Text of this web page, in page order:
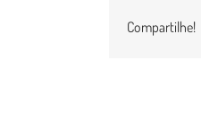
Compartilhe!